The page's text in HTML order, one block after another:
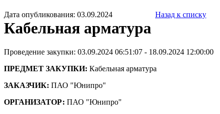
Дата опубликования: 03.09.2024 Назад к списку
Кабельная арматура
Проведение закупки: 03.09.2024 06:51:07 - 18.09.2024 12:00:00
ПРЕДМЕТ ЗАКУПКИ: Кабельная арматура
ЗАКАЗЧИК: ПАО "Юнипро"
ОРГАНИЗАТОР: ПАО "Юнипро"